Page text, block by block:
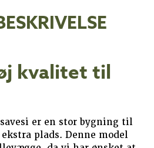
kvalitet til
er en stor bygning til
plads. Denne model